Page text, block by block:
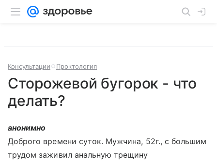
Консультации Проктология
Сторожевой бугорок - что
делать?
анонимно
Доброго времени суток. Мужчина, 52г., с большим
трудом заживил анальную трещину